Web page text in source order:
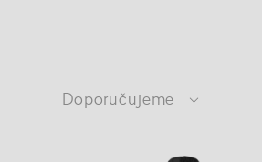
Doporučujeme